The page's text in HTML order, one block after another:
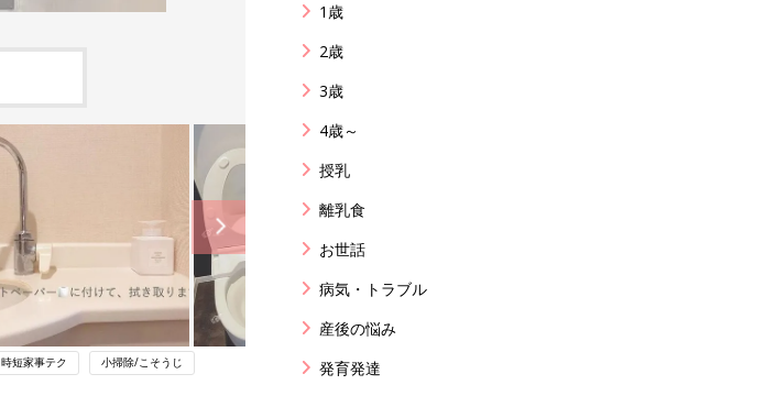
時短家事テク 小掃除/こそうじ
1歳
2歳
3歳
4歳～
授乳
離乳食
お世話
病気・トラブル
産後の悩み
発育発達